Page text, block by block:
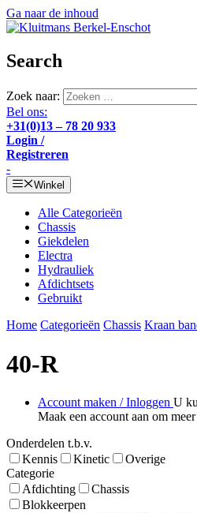
Ga naar de inhoud
Search
Zoek naar:
Bel ons:
+31(0)13 – 78 20 933
Login /
Registreren
-
Winkel
Alle Categorieën
Chassis
Giekdelen
Electra
Hydrauliek
Afdichtsets
Gebruikt
Home Categorieën Chassis Kraan
40-R
Account maken / Inloggen U
Maak een account aan om
Onderdelen t.b.v.
Kennis
Kinetic
Overige
Categorie
Afdichting
Chassis
Blokkeerpen